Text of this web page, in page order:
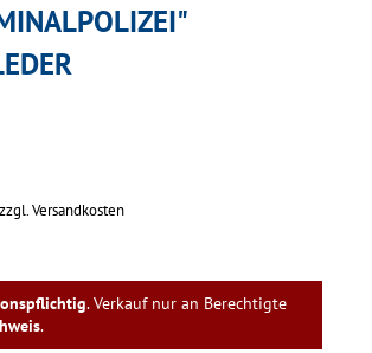
zzgl. Versandkosten
. Verkauf nur an Berechtigte
.